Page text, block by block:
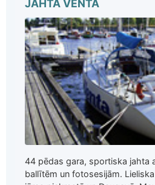
JAHTA VENTA
44 pēdas gara, sportiska jahta
ballītēm un fotosesijām.